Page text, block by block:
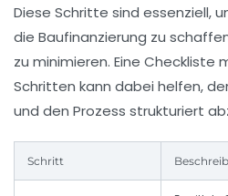
Diese Schritte sind essenziell,
die Baufinanzierung zu
zu minimieren. Eine Checkliste
Schritten kann dabei helfen,
und den Prozess strukturiert
Schritt